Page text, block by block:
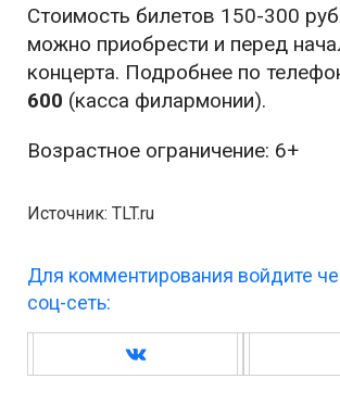
Стоимость билетов 150-300
можно приобрести и перед
концерта. Подробнее по
600 (касса филармонии).
Возрастное ограничение: 6+
Источник: TLT.ru
Для комментирования войдите
соц-сеть: